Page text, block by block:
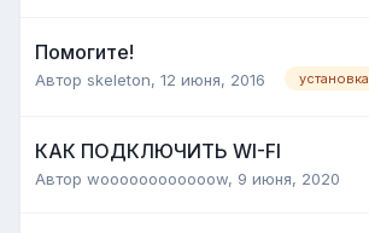
Помогите!
Автор skeleton, 12 июня, 2016 установка
КАК ПОДКЛЮЧИТЬ WI-FI
Автор woooooooooooow, 9 июня, 2020